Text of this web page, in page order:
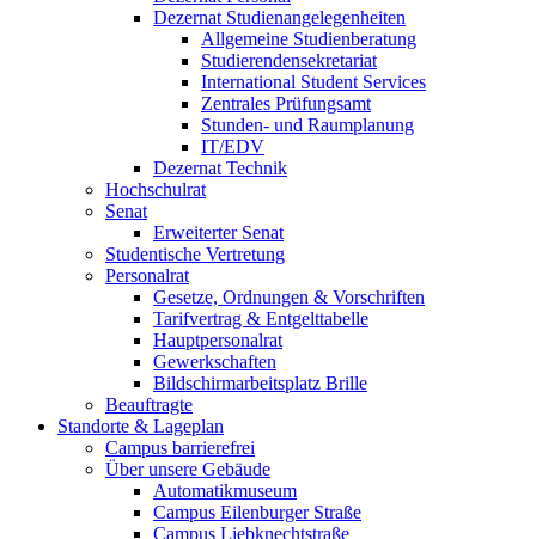
Dezernat Studienangelegenheiten
Allgemeine Studienberatung
Studierendensekretariat
International Student Services
Zentrales Prüfungsamt
Stunden- und Raumplanung
IT/EDV
Dezernat Technik
Hochschulrat
Senat
Erweiterter Senat
Studentische Vertretung
Personalrat
Gesetze, Ordnungen & Vorschriften
Tarifvertrag & Entgelttabelle
Hauptpersonalrat
Gewerkschaften
Bildschirmarbeitsplatz Brille
Beauftragte
Standorte & Lageplan
Campus barrierefrei
Über unsere Gebäude
Automatikmuseum
Campus Eilenburger Straße
Campus Liebknechtstraße